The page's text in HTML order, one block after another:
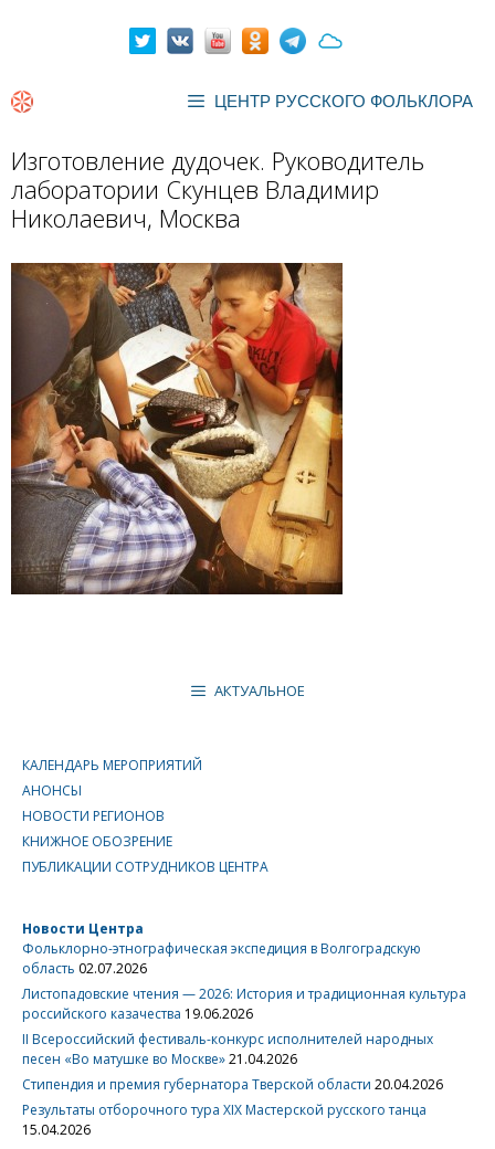
ЦЕНТР РУССКОГО ФОЛЬКЛОРА
Изготовление дудочек. Руководитель
лаборатории Скунцев Владимир
Николаевич, Москва
АКТУАЛЬНОЕ
КАЛЕНДАРЬ МЕРОПРИЯТИЙ
АНОНСЫ
НОВОСТИ РЕГИОНОВ
КНИЖНОЕ ОБОЗРЕНИЕ
ПУБЛИКАЦИИ СОТРУДНИКОВ ЦЕНТРА
Новости Центра
Фольклорно-этнографическая экспедиция в Волгоградскую
область 02.07.2026
Листопадовские чтения — 2026: История и традиционная культура
российского казачества 19.06.2026
II Всероссийский фестиваль-конкурс исполнителей народных
песен «Во матушке во Москве»21.04.2026
Стипендия и премия губернатора Тверской области 20.04.2026
Результаты отборочного тура XIX Мастерской русского танца
15.04.2026